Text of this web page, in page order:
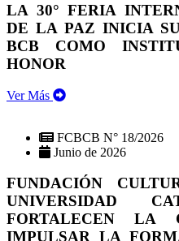
LA 30° FERIA
DE LA PAZ INICIA
BCB COMO
HONOR
Ver Más
FCBCB N° 18/2026
Junio de 2026
FUNDACIÓN
UNIVERSIDAD
FORTALECEN LA
IMPULSAR LA